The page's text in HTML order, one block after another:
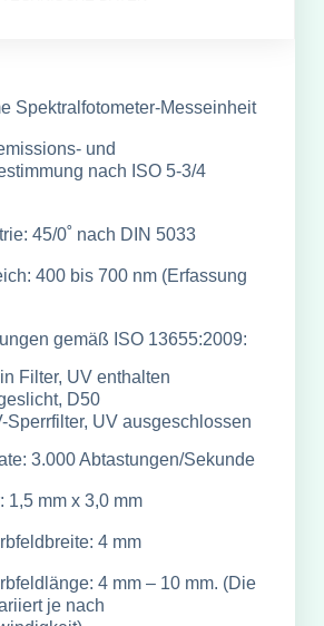
Spektralfotometer-Messeinheit
und
nach ISO 5-3/4
45/0˚ nach DIN 5033
400 bis 700 nm (Erfassung
gemäß ISO 13655:2009:
Filter, UV enthalten
D50
Sperrfilter, UV ausgeschlossen
3.000 Abtastungen/Sekunde
1,5 mm x 3,0 mm
4 mm
4 mm – 10 mm. (Die
je nach